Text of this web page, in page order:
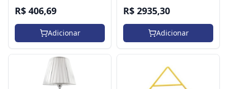
R$ 406,69
Adicionar
R$ 2935,30
Adicionar